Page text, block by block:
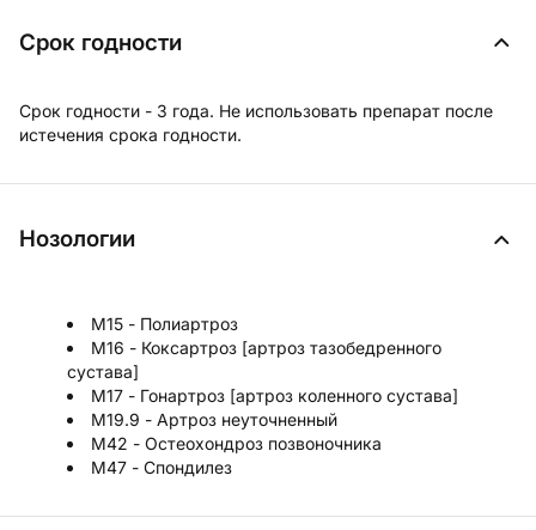
Срок годности
Срок годности - 3 года. Не использовать препарат после
истечения срока годности.
Нозологии
M15 - Полиартроз
M16 - Коксартроз [артроз тазобедренного
сустава]
M17 - Гонартроз [артроз коленного сустава]
M19.9 - Артроз неуточненный
M42 - Остеохондроз позвоночника
M47 - Спондилез